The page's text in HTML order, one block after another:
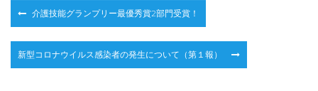
投
稿
ナ
ビ
介護技能グランプリー最優秀賞2部門受賞！
新型コロナウイルス感染者の発生について（第１報）